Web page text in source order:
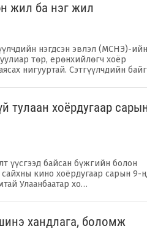
жил ба нэг жил
нэгдсэн эвлэл (МСНЭ)-ийн
төр, ерөнхийлөгч хоёр
нигууртай. Сэтгүүлчдийн
тулаан хоёрдугаар
үүсгээд байсан бүжгийн болон
кино хоёрдугаар сарын 9-
Улаанбаатар хо…
хандлага, боломж